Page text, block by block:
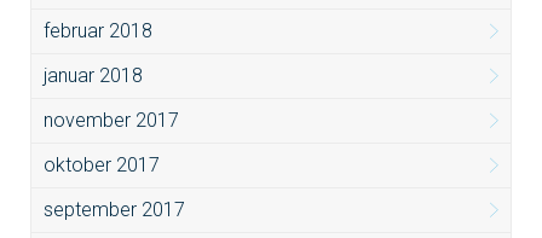
februar 2018
januar 2018
november 2017
oktober 2017
september 2017